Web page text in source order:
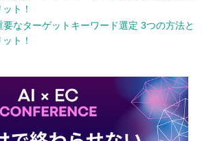
ト！
要なターゲットキーワード選定 3つの方法と
ット！